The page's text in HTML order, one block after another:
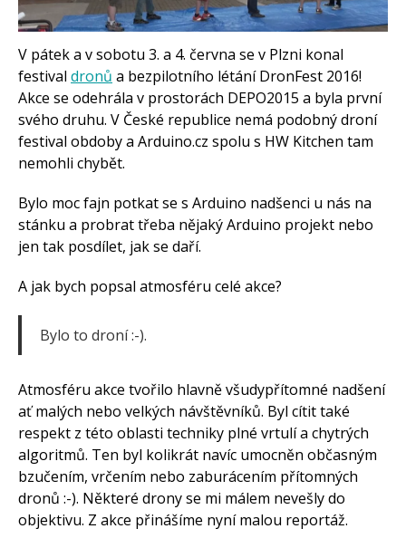
O programování obecně
Vaše projekty
Co je to Arduino?
Začínáme s Arduinem
Arduino Software
Tutoriály
Arduino projekty
Arduino roboti
Tinylab
Makeblock
Koupit
V pátek a v sobotu 3. a 4. června se v Plzni konal
festival dronů a bezpilotního létání DronFest 2016!
Akce se odehrála v prostorách DEPO2015 a byla první
svého druhu. V České republice nemá podobný droní
festival obdoby a Arduino.cz spolu s HW Kitchen tam
nemohli chybět.
Bylo moc fajn potkat se s Arduino nadšenci u nás na
stánku a probrat třeba nějaký Arduino projekt nebo
jen tak posdílet, jak se daří.
A jak bych popsal atmosféru celé akce?
Bylo to droní :-).
Atmosféru akce tvořilo hlavně všudypřítomné nadšení
ať malých nebo velkých návštěvníků. Byl cítit také
respekt z této oblasti techniky plné vrtulí a chytrých
algoritmů. Ten byl kolikrát navíc umocněn občasným
bzučením, vrčením nebo zaburácením přítomných
dronů :-). Některé drony se mi málem nevešly do
objektivu. Z akce přinášíme nyní malou reportáž.